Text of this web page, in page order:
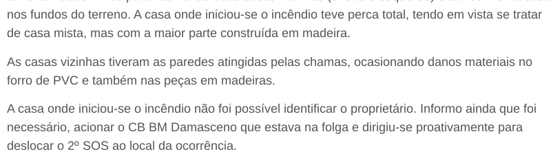
nos fundos do terreno. A casa onde iniciou-se o incêndio teve perca total, tendo em vista se tratar
de casa mista, mas com a maior parte construída em madeira.
As casas vizinhas tiveram as paredes atingidas pelas chamas, ocasionando danos materiais no
forro de PVC e também nas peças em madeiras.
A casa onde iniciou-se o incêndio não foi possível identificar o proprietário. Informo ainda que foi
necessário, acionar o CB BM Damasceno que estava na folga e dirigiu-se proativamente para
deslocar o 2º SOS ao local da ocorrência.